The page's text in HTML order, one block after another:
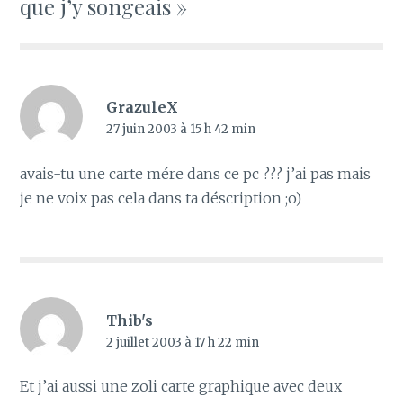
que j’y songeais »
GrazuleX
27 juin 2003 à 15 h 42 min
avais-tu une carte mére dans ce pc ??? j’ai pas mais
je ne voix pas cela dans ta déscription ;o)
Thib's
2 juillet 2003 à 17 h 22 min
Et j’ai aussi une zoli carte graphique avec deux